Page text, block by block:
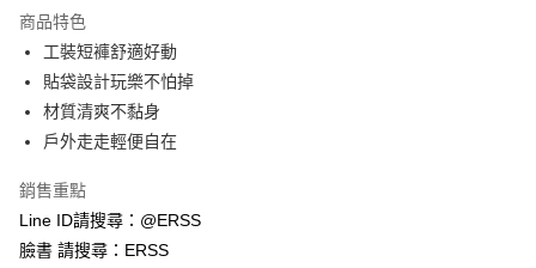
【「AFTEE先享後付」結帳流程】
１．於結帳方式選擇「AFTEE先享後付」後，將跳轉至「AFTEE先享後付」
結帳頁面，進行簡訊認證並確認金額後，即可完成結帳。
２．訂單成立數日內，您將收到繳費通知簡訊。
ATM／網路銀行／等多元方式進行付款，方視為交易完成。
※ 請注意：結帳手續完成當下不需立刻繳費，但若您需要取消訂單，請聯絡
後付繳納相關費用。
※ 交易是否成功請以「AFTEE先享後付 」之結帳頁面顯示為準，若有關於
是否繳費成功／繳費後需取消欲退款等相關疑問，請聯繫「AFTEE先享後付
客戶支援中心」https://netprotections.freshdesk.com/support/home
付款後全家取貨
每筆NT$80，滿NT$1,200(含以上)免運費
付款後萊爾富取貨
商品特色
工裝短褲舒適好動
貼袋設計玩樂不怕掉
材質清爽不黏身
戶外走走輕便自在
銷售重點
Line ID請搜尋：@ERSS
臉書 請搜尋：ERSS